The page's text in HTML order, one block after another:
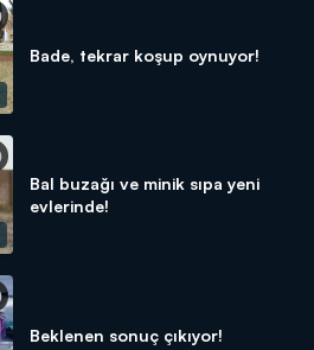
Bade, tekrar koşup oynuyor!
Bal buzağı ve minik sıpa yeni
evlerinde!
Beklenen sonuç çıkıyor!